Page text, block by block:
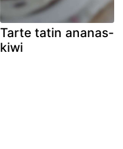
Tarte tatin ananas-
kiwi